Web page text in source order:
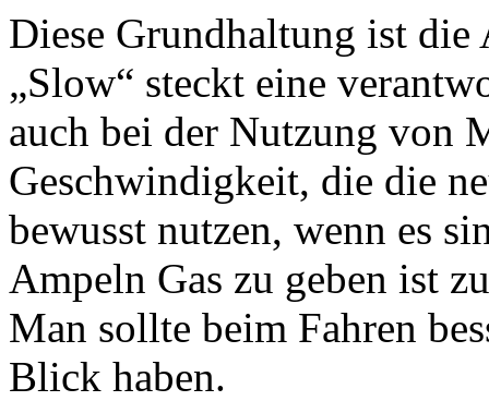
Diese Grundhaltung ist
„Slow“ steckt eine
auch bei der Nutzung von
Geschwindigkeit, die die
bewusst nutzen, wenn es
Ampeln Gas zu geben ist
Man sollte beim Fahren
Blick haben.